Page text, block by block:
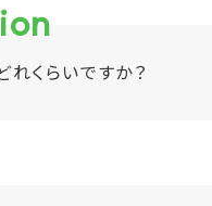
くらいですか？